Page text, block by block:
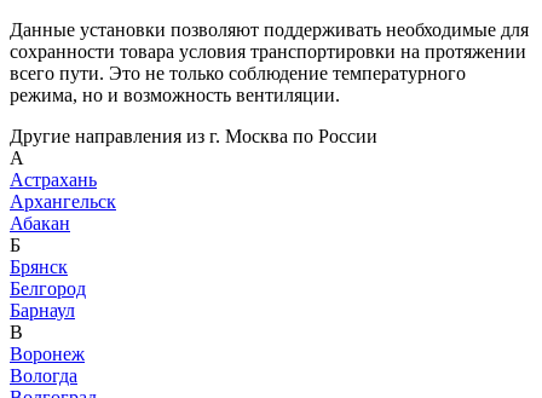
Данные установки позволяют поддерживать необходимые для
сохранности товара условия транспортировки на протяжении
всего пути. Это не только соблюдение температурного
режима, но и возможность вентиляции.
Другие направления из г. Москва по России
А
Астрахань
Архангельск
Абакан
Б
Брянск
Белгород
Барнаул
В
Воронеж
Вологда